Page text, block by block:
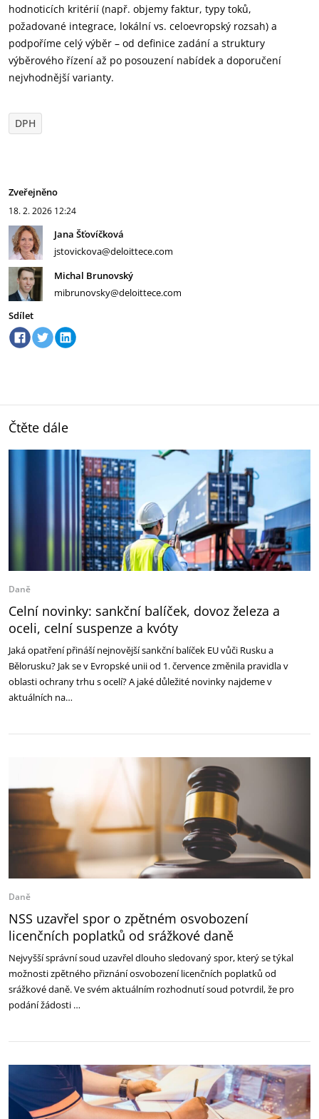
hodnoticích kritérií (např. objemy faktur, typy toků,
požadované integrace, lokální vs. celoevropský rozsah) a
podpoříme celý výběr – od definice zadání a struktury
výběrového řízení až po posouzení nabídek a doporučení
nejvhodnější varianty.
DPH
Zveřejněno
18. 2. 2026 12:24
Jana Šťovíčková
jstovickova@deloittece.com
Michal Brunovský
mibrunovsky@deloittece.com
Sdílet
Čtěte dále
Daně
Celní novinky: sankční balíček, dovoz železa a
oceli, celní suspenze a kvóty
Jaká opatření přináší nejnovější sankční balíček EU vůči Rusku a
Bělorusku? Jak se v Evropské unii od 1. července změnila pravidla v
oblasti ochrany trhu s ocelí? A jaké důležité novinky najdeme v
aktuálních na…
Daně
NSS uzavřel spor o zpětném osvobození
licenčních poplatků od srážkové daně
Nejvyšší správní soud uzavřel dlouho sledovaný spor, který se týkal
možnosti zpětného přiznání osvobození licenčních poplatků od
srážkové daně. Ve svém aktuálním rozhodnutí soud potvrdil, že pro
podání žádosti …